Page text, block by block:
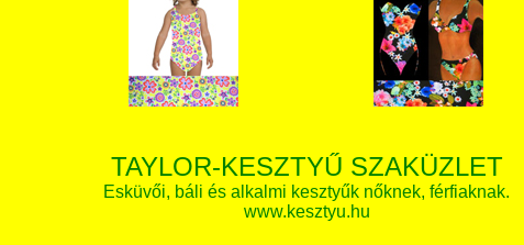
TAYLOR-KESZTYŰ SZAKÜZLET
Esküvői, báli és alkalmi kesztyűk nőknek, férfiaknak.
www.kesztyu.hu